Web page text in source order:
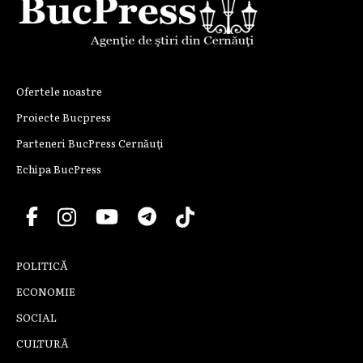
Ofertele noastre
Proiecte Bucpress
Parteneri BucPress Cernăuți
Echipa BucPress
POLITICĂ
ECONOMIE
SOCIAL
CULTURĂ